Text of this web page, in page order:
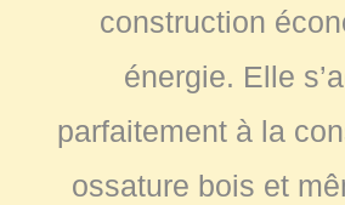
construction
énergie. Elle
parfaitement à la
ossature bois et